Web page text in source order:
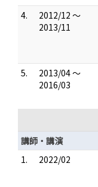
4.
2012/12 ～
2013/11
5.
2013/04 ～
2016/03
講師・講演
1.
2022/02